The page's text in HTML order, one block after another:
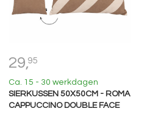
29,95
Ca. 15 - 30 werkdagen
SIERKUSSEN 50X50CM - ROMA
CAPPUCCINO DOUBLE FACE